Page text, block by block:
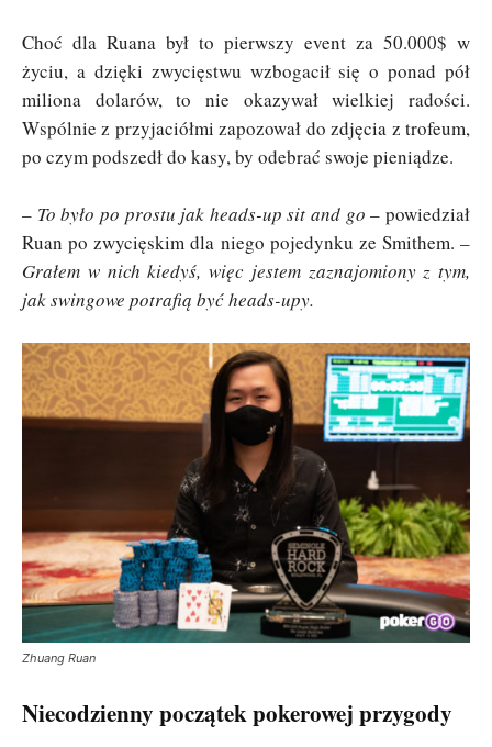
Choć dla Ruana był to pierwszy event za 50.000$ w
życiu, a dzięki zwycięstwu wzbogacił się o ponad pół
miliona dolarów, to nie okazywał wielkiej radości.
Wspólnie z przyjaciółmi zapozował do zdjęcia z trofeum,
po czym podszedł do kasy, by odebrać swoje pieniądze.
– To było po prostu jak heads-up sit and go – powiedział
Ruan po zwycięskim dla niego pojedynku ze Smithem. –
Grałem w nich kiedyś, więc jestem zaznajomiony z tym,
jak swingowe potrafią być heads-upy.
Zhuang Ruan
Niecodzienny początek pokerowej przygody